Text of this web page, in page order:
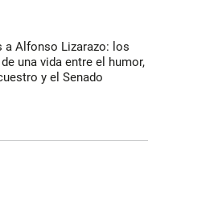
a Alfonso Lizarazo: los
una vida entre el humor,
y el Senado